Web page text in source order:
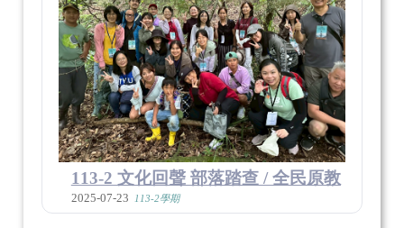
113-2 文化回聲 部落踏查 / 全民原教
2025-07-23 113-2學期